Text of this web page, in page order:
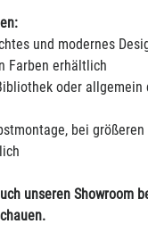
und modernes
Farben erhältlich
oder allgemein
bei
unseren Showroom